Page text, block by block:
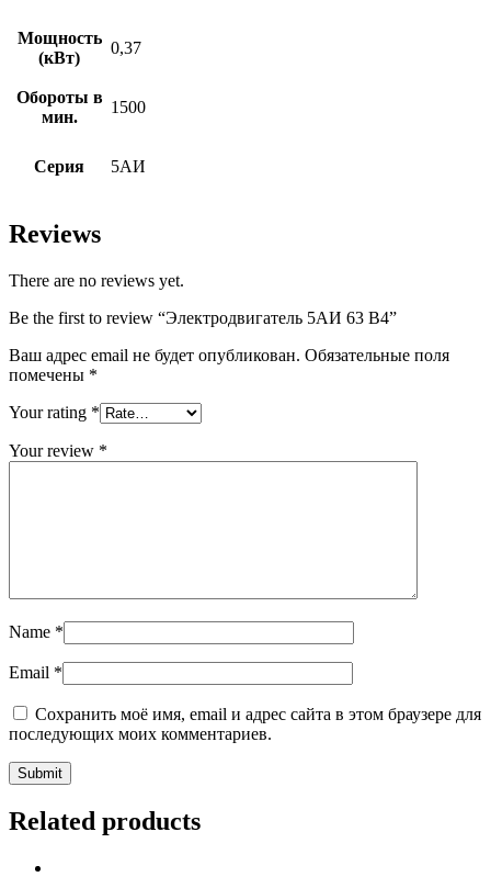
Мощность
(кВт)
0,37
Обороты в
мин.
1500
Серия 5АИ
Reviews
There are no reviews yet.
Be the first to review “Электродвигатель 5АИ 63 В4”
Ваш адрес email не будет опубликован. Обязательные поля
помечены *
Your rating *
Your review *
Name *
Email *
Сохранить моё имя, email и адрес сайта в этом браузере для
последующих моих комментариев.
Related products